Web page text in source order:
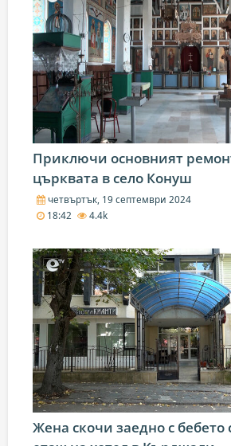
Приключи основният
църквата в село Конуш
четвъртък, 19 септември 2024
18:42
4.4k
Жена скочи заедно с бебето